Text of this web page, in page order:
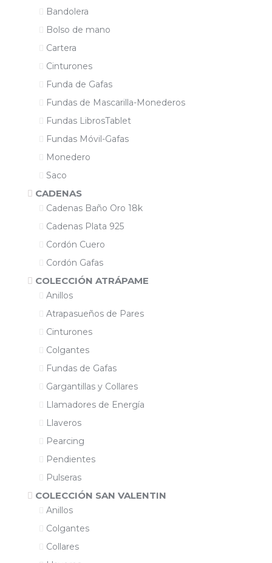
Bandolera
Bolso de mano
Cartera
Cinturones
Funda de Gafas
Fundas de Mascarilla-Monederos
Fundas LibrosTablet
Fundas Móvil-Gafas
Monedero
Saco
CADENAS
Cadenas Baño Oro 18k
Cadenas Plata 925
Cordón Cuero
Cordón Gafas
COLECCIÓN ATRÁPAME
Anillos
Atrapasueños de Pares
Cinturones
Colgantes
Fundas de Gafas
Gargantillas y Collares
Llamadores de Energía
Llaveros
Pearcing
Pendientes
Pulseras
COLECCIÓN SAN VALENTIN
Anillos
Colgantes
Collares